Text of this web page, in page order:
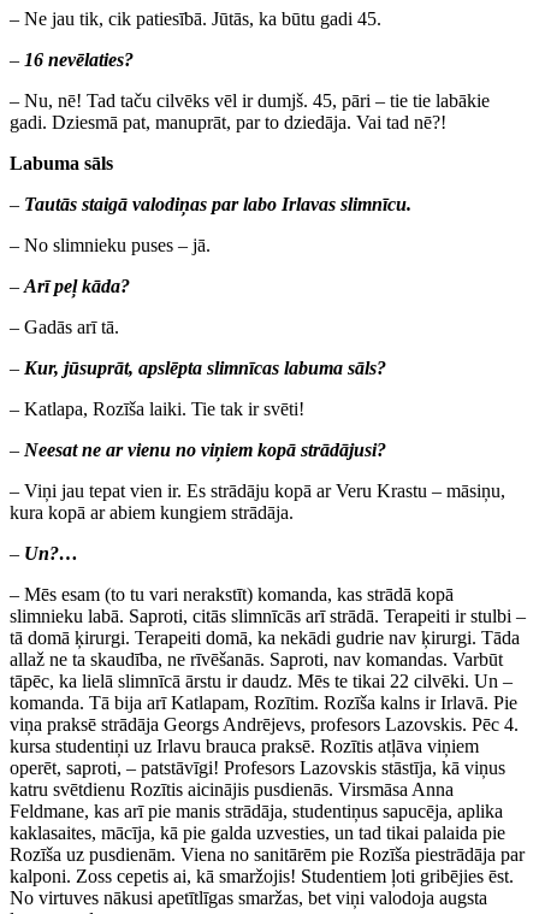
– Ne jau tik, cik patiesībā. Jūtās, ka būtu gadi 45.
– 16 nevēlaties?
– Nu, nē! Tad taču cilvēks vēl ir dumjš. 45, pāri – tie tie labākie
gadi. Dziesmā pat, manuprāt, par to dziedāja. Vai tad nē?!
Labuma sāls
– Tautās staigā valodiņas par labo Irlavas slimnīcu.
– No slimnieku puses – jā.
– Arī peļ kāda?
– Gadās arī tā.
– Kur, jūsuprāt, apslēpta slimnīcas labuma sāls?
– Katlapa, Rozīša laiki. Tie tak ir svēti!
– Neesat ne ar vienu no viņiem kopā strādājusi?
– Viņi jau tepat vien ir. Es strādāju kopā ar Veru Krastu – māsiņu,
kura kopā ar abiem kungiem strādāja.
– Un?…
– Mēs esam (to tu vari nerakstīt) komanda, kas strādā kopā
slimnieku labā. Saproti, citās slimnīcās arī strādā. Terapeiti ir stulbi –
tā domā ķirurgi. Terapeiti domā, ka nekādi gudrie nav ķirurgi. Tāda
allaž ne ta skaudība, ne rīvēšanās. Saproti, nav komandas. Varbūt
tāpēc, ka lielā slimnīcā ārstu ir daudz. Mēs te tikai 22 cilvēki. Un –
komanda. Tā bija arī Katlapam, Rozītim. Rozīša kalns ir Irlavā. Pie
viņa praksē strādāja Georgs Andrējevs, profesors Lazovskis. Pēc 4.
kursa studentiņi uz Irlavu brauca praksē. Rozītis atļāva viņiem
operēt, saproti, – patstāvīgi! Profesors Lazovskis stāstīja, kā viņus
katru svētdienu Rozītis aicinājis pusdienās. Virsmāsa Anna
Feldmane, kas arī pie manis strādāja, studentiņus sapucēja, aplika
kaklasaites, mācīja, kā pie galda uzvesties, un tad tikai palaida pie
Rozīša uz pusdienām. Viena no sanitārēm pie Rozīša piestrādāja par
kalponi. Zoss cepetis ai, kā smaržojis! Studentiem ļoti gribējies ēst.
No virtuves nākusi apetītlīgas smaržas, bet viņi valodoja augsta